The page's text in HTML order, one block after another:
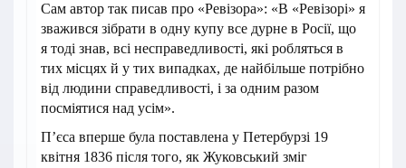
Сам автор так писав про «Ревізора»: «В «Ревізорі» я
зважився зібрати в одну купу все дурне в Росії, що
я тоді знав, всі несправедливості, які робляться в
тих місцях й у тих випадках, де найбільше потрібно
від людини справедливості, і за одним разом
посміятися над усім».
П’єса вперше була поставлена у Петербурзі 19
квітня 1836 після того, як Жуковський зміг